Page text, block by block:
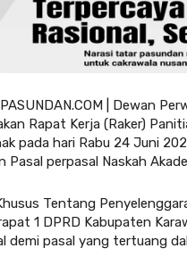
| Dewan
Rapat Kerja (Raker)
pada hari Rabu 24 Juni
Pasal perpasal Naskah
Tentang
1 DPRD Kabupaten
demi pasal yang tertuang